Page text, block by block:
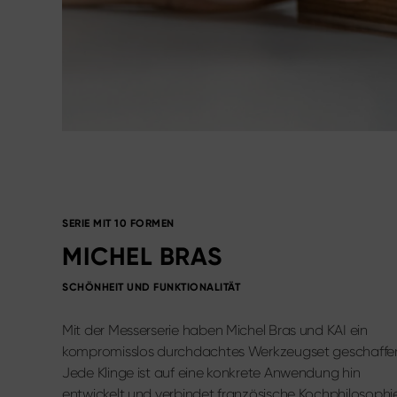
SERIE MIT 10 FORMEN​
MICHEL BRAS
SCHÖNHEIT UND FUNKTIONALITÄT
Mit der Messerserie haben Michel Bras und KAI ein
kompromisslos durchdachtes Werkzeugset
Jede Klinge ist auf eine konkrete Anwendung hin
entwickelt und verbindet französische